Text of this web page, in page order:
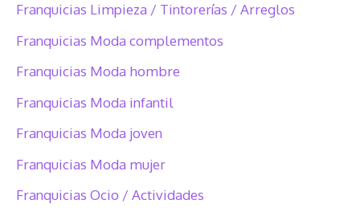
Franquicias Limpieza / Tintorerías / Arreglos
Franquicias Moda complementos
Franquicias Moda hombre
Franquicias Moda infantil
Franquicias Moda joven
Franquicias Moda mujer
Franquicias Ocio / Actividades